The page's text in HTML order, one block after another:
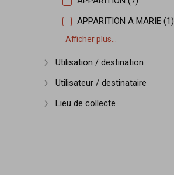
APPARITION A MARIE (1)
Afficher plus...
Afficher plus
Utilisation / destination
Afficher plus
Utilisateur / destinataire
Afficher plus
Lieu de collecte